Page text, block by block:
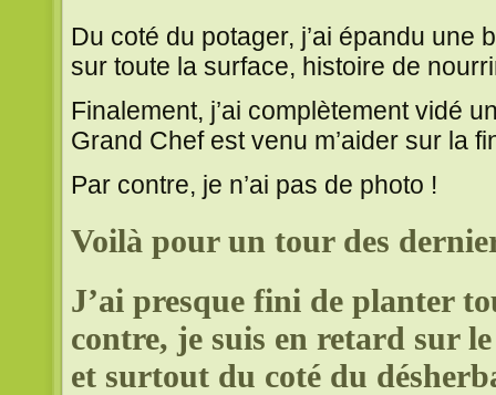
Du coté du potager, j’ai épandu une
sur toute la surface, histoire de
Finalement, j’ai complètement vidé
Grand Chef est venu m’aider sur la
Par contre, je n’ai pas de photo !
Voilà pour un tour des
J’ai presque fini de planter
contre, je suis en retard sur
et surtout du coté du